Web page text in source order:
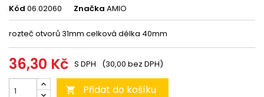
Kód 06.02060 Značka AMIO
rozteč otvorů 31mm celková délka 40mm
36,30 Kč S DPH (30,00 bez DPH)
 Přidat do košíku